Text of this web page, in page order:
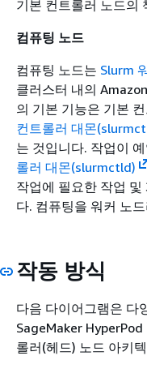
기본 컨트롤러 노드의
컴퓨팅 노드
컴퓨팅 노드는 Slurm
클러스터 내의
의 기본 기능은 기본
컨트롤러 대몬
는 것입니다. 작업이
롤러 대몬(slurmctld)
작업에 필요한 작업
다. 컴퓨팅을 워커 노
작동 방식
다음 다이어그램은 다
SageMaker
롤러(헤드) 노드 아키